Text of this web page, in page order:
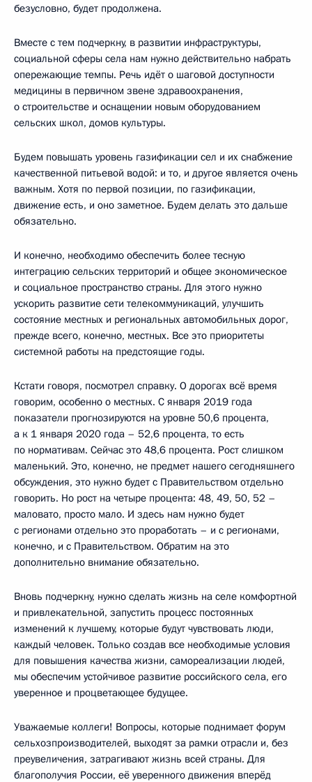
безусловно, будет продолжена.
Вместе с тем подчеркну, в развитии инфраструктуры,
социальной сферы села нам нужно действительно набрать
опережающие темпы. Речь идёт о шаговой доступности
медицины в первичном звене здравоохранения,
о строительстве и оснащении новым оборудованием
сельских школ, домов культуры.
Будем повышать уровень газификации сел и их снабжение
качественной питьевой водой: и то, и другое является очень
важным. Хотя по первой позиции, по газификации,
движение есть, и оно заметное. Будем делать это дальше
обязательно.
И конечно, необходимо обеспечить более тесную
интеграцию сельских территорий и общее экономическое
и социальное пространство страны. Для этого нужно
ускорить развитие сети телекоммуникаций, улучшить
состояние местных и региональных автомобильных дорог,
прежде всего, конечно, местных. Все это приоритеты
системной работы на предстоящие годы.
Кстати говоря, посмотрел справку. О дорогах всё время
говорим, особенно о местных. С января 2019 года
показатели прогнозируются на уровне 50,6 процента,
а к 1 января 2020 года – 52,6 процента, то есть
по нормативам. Сейчас это 48,6 процента. Рост слишком
маленький. Это, конечно, не предмет нашего сегодняшнего
обсуждения, это нужно будет с Правительством отдельно
говорить. Но рост на четыре процента: 48, 49, 50, 52 –
маловато, просто мало. И здесь нам нужно будет
с регионами отдельно это проработать – и с регионами,
конечно, и с Правительством. Обратим на это
дополнительно внимание обязательно.
Вновь подчеркну, нужно сделать жизнь на селе комфортной
и привлекательной, запустить процесс постоянных
изменений к лучшему, которые будут чувствовать люди,
каждый человек. Только создав все необходимые условия
для повышения качества жизни, самореализации людей,
мы обеспечим устойчивое развитие российского села, его
уверенное и процветающее будущее.
Уважаемые коллеги! Вопросы, которые поднимает форум
сельхозпроизводителей, выходят за рамки отрасли и, без
преувеличения, затрагивают жизнь всей страны. Для
благополучия России, её уверенного движения вперёд